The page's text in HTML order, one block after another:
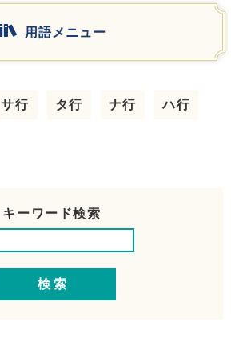
用語メニュー
サ行 タ行 ナ行 ハ行
キーワード検索